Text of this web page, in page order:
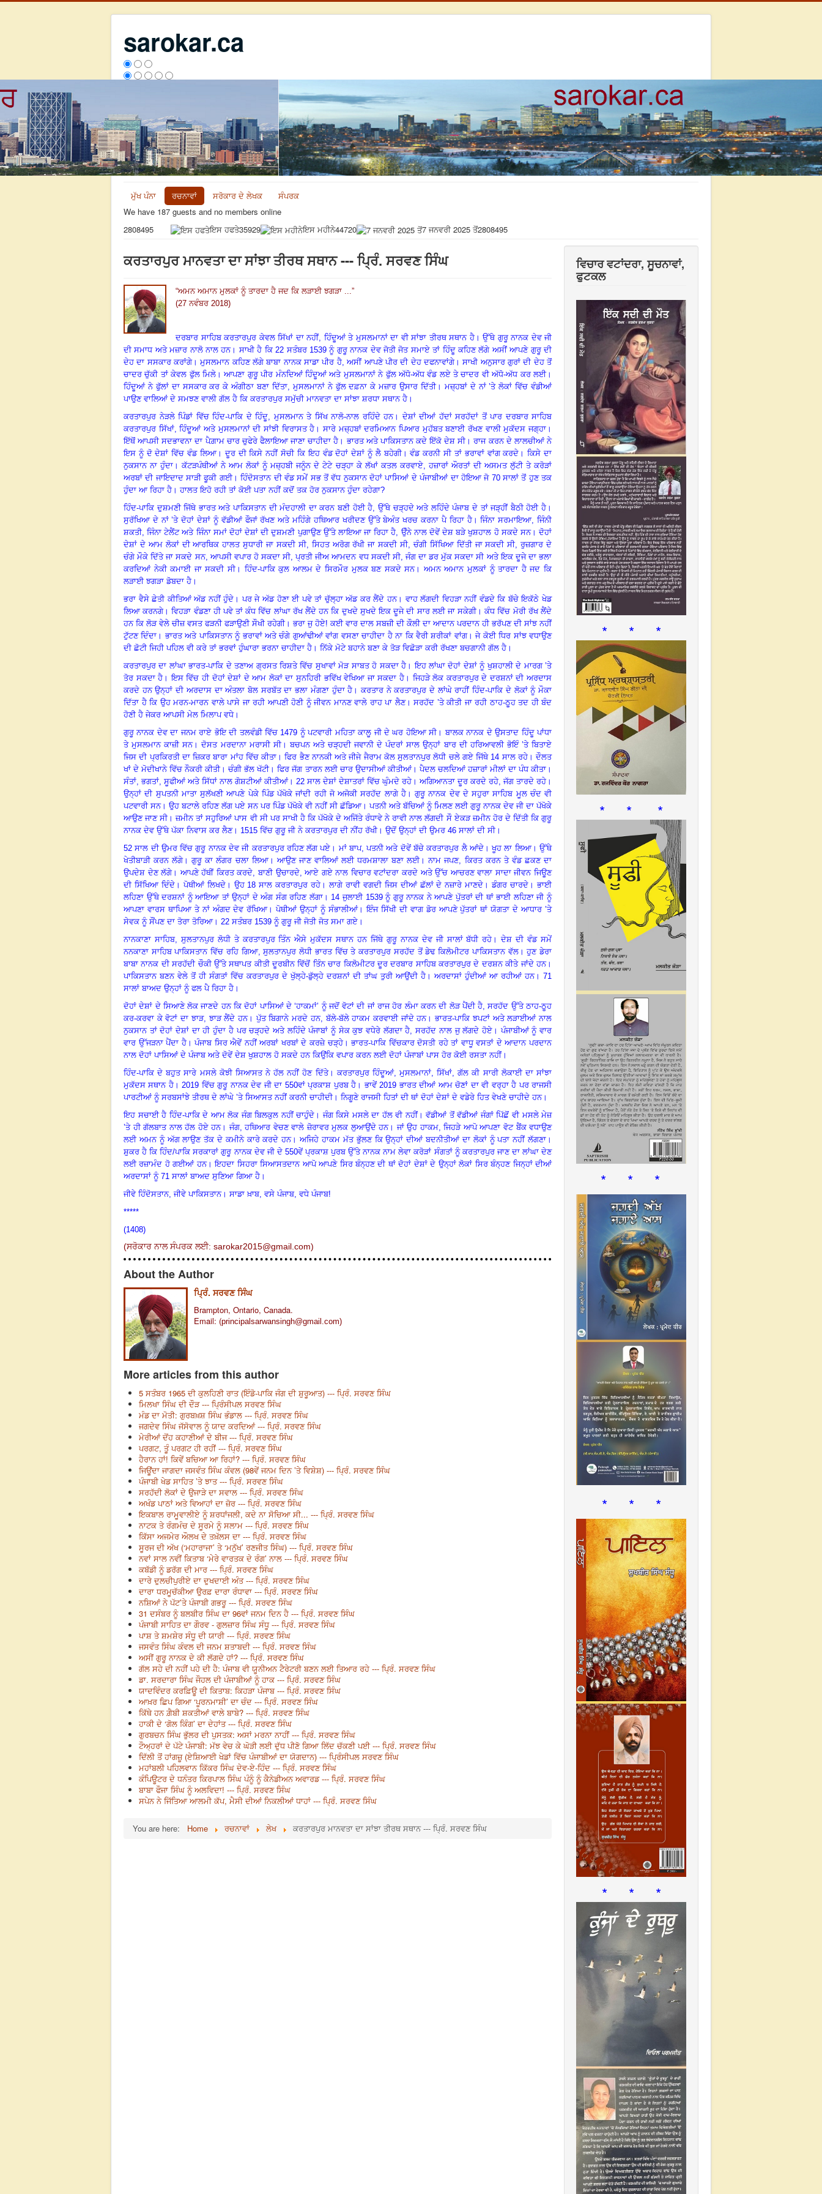
sarokar.ca
ਮੁੱਖ ਪੰਨਾ ਰਚਨਾਵਾਂ ਸਰੋਕਾਰ ਦੇ ਲੇਖਕ
ਸੰਪਰਕ
We have 187 guests and no members online
2808495
ਇਸ ਹਫਤੇ35929 ਇਸ ਮਹੀਨੇ44720 7 ਜਨਵਰੀ 2025 ਤੋਂ2808495
ਕਰਤਾਰਪੁਰ ਮਾਨਵਤਾ ਦਾ ਸਾਂਝਾ ਤੀਰਥ ਸਥਾਨ --- ਪ੍ਰਿੰ. ਸਰਵਣ ਸਿੰਘ
“ਅਮਨ ਅਮਾਨ ਮੁਲਕਾਂ ਨੂੰ ਤਾਰਦਾ ਹੈ ਜਦ ਕਿ ਲੜਾਈ ਝਗੜਾ ... ”
(27 ਨਵੰਬਰ 2018)
ਦਰਬਾਰ ਸਾਹਿਬ ਕਰਤਾਰਪੁਰ ਕੇਵਲ ਸਿੱਖਾਂ ਦਾ ਨਹੀਂ, ਹਿੰਦੂਆਂ ਤੇ ਮੁਸਲਮਾਨਾਂ ਦਾ ਵੀ ਸਾਂਝਾ ਤੀਰਥ ਸਥਾਨ ਹੈ। ਉੱਥੇ ਗੁਰੂ ਨਾਨਕ ਦੇਵ ਜੀ
ਦੀ ਸਮਾਧ ਅਤੇ ਮਜ਼ਾਰ ਨਾਲੋ ਨਾਲ ਹਨ। ਸਾਖੀ ਹੈ ਕਿ 22 ਸਤੰਬਰ 1539 ਨੂੰ ਗੁਰੂ ਨਾਨਕ ਦੇਵ ਜੋਤੀ ਜੋਤ ਸਮਾਏ ਤਾਂ ਹਿੰਦੂ ਕਹਿਣ ਲੱਗੇ ਅਸੀਂ ਆਪਣੇ ਗੁਰੂ ਦੀ
ਦੇਹ ਦਾ ਸਸਕਾਰ ਕਰਾਂਗੇ।ਮੁਸਲਮਾਨ ਕਹਿਣ ਲੱਗੇ ਬਾਬਾ ਨਾਨਕ ਸਾਡਾ ਪੀਰ ਹੈ, ਅਸੀਂ ਆਪਣੇ ਪੀਰ ਦੀ ਦੇਹ ਦਫਨਾਵਾਂਗੇ।ਸਾਖੀ ਅਨੁਸਾਰ ਗੁਰਾਂ ਦੀ ਦੇਹ ਤੋਂ
ਚਾਦਰ ਚੁੱਕੀ ਤਾਂ ਕੇਵਲ ਫੁੱਲ ਮਿਲੇ।ਆਪਣਾ ਗੁਰੂ ਪੀਰ ਮੰਨਦਿਆਂ ਹਿੰਦੂਆਂ ਅਤੇ ਮੁਸਲਮਾਨਾਂ ਨੇ ਫੁੱਲ ਅੱਧੋ-ਅੱਧ ਵੰਡ ਲਏ ਤੇ ਚਾਦਰ ਵੀ ਅੱਧੋ-ਅੱਧ ਕਰ ਲਈ।
ਹਿੰਦੂਆਂ ਨੇ ਫੁੱਲਾਂ ਦਾ ਸਸਕਾਰ ਕਰ ਕੇ ਅੰਗੀਠਾ ਬਣਾ ਦਿੱਤਾ, ਮੁਸਲਮਾਨਾਂ ਨੇ ਫੁੱਲ ਦਫ਼ਨਾ ਕੇ ਮਜ਼ਾਰ ਉਸਾਰ ਦਿੱਤੀ। ਮਜ਼੍ਹਬਾਂ ਦੇ ਨਾਂ ’ਤੇ ਲੋਕਾਂ ਵਿੱਚ ਵੰਡੀਆਂ
ਪਾਉਣ ਵਾਲਿਆਂ ਦੇ ਸਮਝਣ ਵਾਲੀ ਗੱਲ ਹੈ ਕਿ ਕਰਤਾਰਪੁਰ ਸਮੁੱਚੀ ਮਾਨਵਤਾ ਦਾ ਸਾਂਝਾ ਸ਼ਰਧਾ ਸਥਾਨ ਹੈ ।
ਕਰਤਾਰਪੁਰ ਨੇੜਲੇ ਪਿੰਡਾਂ ਵਿੱਚ ਹਿੰਦ-ਪਾਕਿ ਦੇ ਹਿੰਦੂ , ਮੁਸਲਮਾਨ ਤੇ ਸਿੱਖ ਨਾਲੋ-ਨਾਲ ਰਹਿੰਦੇ ਹਨ। ਦੇਸ਼ਾਂ ਦੀਆਂ ਹੱਦਾਂ ਸਰਹੱਦਾਂ ਤੋਂ ਪਾਰ ਦਰਬਾਰ ਸਾਹਿਬ
ਕਰਤਾਰਪੁਰ ਸਿੱਖਾਂ, ਹਿੰਦੂਆਂ ਅਤੇ ਮੁਸਲਮਾਨਾਂ ਦੀ ਸਾਂਝੀ ਵਿਰਾਸਤ ਹੈ ।ਸਾਰੇ ਮਜ਼੍ਹਬਾਂ ਦਰਮਿਆਨ ਪਿਆਰ ਮੁਹੱਬਤ ਬਣਾਈ ਰੱਖਣ ਵਾਲੀ ਮੁਕੱਦਸ ਜਗ੍ਹਾ ।
ਇੱਥੋਂ ਆਪਸੀ ਸਦਭਾਵਨਾ ਦਾ ਪੈਗ਼ਾਮ ਚਾਰ ਚੁਫੇਰੇ ਫੈਲਾਇਆ ਜਾਣਾ ਚਾਹੀਦਾ ਹੈ । ਭਾਰਤ ਅਤੇ ਪਾਕਿਸਤਾਨ ਕਦੇ ਇੱਕੋ ਦੇਸ਼ ਸੀ।ਰਾਜ ਕਰਨ ਦੇ ਲਾਲਚੀਆਂ ਨੇ
ਇਸ ਨੂੰ ਦੋ ਦੇਸ਼ਾਂ ਵਿੱਚ ਵੰਡ ਲਿਆ। ਦੂਰ ਦੀ ਕਿਸੇ ਨਹੀਂ ਸੋਚੀ ਕਿ ਇਹ ਵੰਡ ਦੋਹਾਂ ਦੇਸ਼ਾਂ ਨੂੰ ਲੈ ਬਹੇਗੀ।ਵੰਡ ਕਰਨੀ ਸੀ ਤਾਂ ਭਰਾਵਾਂ ਵਾਂਗ ਕਰਦੇ ।ਕਿਸੇ ਦਾ
ਨੁਕਸਾਨ ਨਾ ਹੁੰਦਾ ।ਕੱਟੜਪੰਥੀਆਂ ਨੇ ਆਮ ਲੋਕਾਂ ਨੂੰ ਮਜ਼੍ਹਬੀ ਜਨੂੰਨ ਦੇ ਟੇਟੇ ਚੜ੍ਹਾ ਕੇ ਲੱਖਾਂ ਕਤਲ ਕਰਵਾਏ, ਹਜ਼ਾਰਾਂ ਔਰਤਾਂ ਦੀ ਅਸਮਤ ਲੁੱਟੀ ਤੇ ਕਰੋੜਾਂ
ਅਰਬਾਂ ਦੀ ਜਾਇਦਾਦ ਸਾੜੀ ਫੂਕੀ ਗਈ।ਹਿੰਦੋਸਤਾਨ ਦੀ ਵੰਡ ਸਮੇਂ ਸਭ ਤੋਂ ਵੱਧ ਨੁਕਸਾਨ ਦੋਹਾਂ ਪਾਸਿਆਂ ਦੇ ਪੰਜਾਬੀਆਂ ਦਾ ਹੋਇਆ ਜੋ 70 ਸਾਲਾਂ ਤੋਂ ਹੁਣ ਤਕ
ਹੁੰਦਾ ਆ ਰਿਹਾ ਹੈ । ਹਾਲਤ ਇਹੋ ਰਹੀ ਤਾਂ ਕੋਈ ਪਤਾ ਨਹੀਂ ਕਦੋਂ ਤਕ ਹੋਰ ਨੁਕਸਾਨ ਹੁੰਦਾ ਰਹੇਗਾ?
ਹਿੰਦ-ਪਾਕਿ ਦੁਸ਼ਮਣੀ ਜਿੱਥੇ ਭਾਰਤ ਅਤੇ ਪਾਕਿਸਤਾਨ ਦੀ ਮੰਦਹਾਲੀ ਦਾ ਕਰਨ ਬਣੀ ਹੋਈ ਹੈ, ਉੱਥੇ ਚੜ੍ਹਦੇ ਅਤੇ ਲਹਿੰਦੇ ਪੰਜਾਬ ਦੇ ਤਾਂ ਜੜ੍ਹੀਂ ਬੈਠੀ ਹੋਈ ਹੈ ।
ਸੁਰੱਖਿਆ ਦੇ ਨਾਂ ’ਤੇ ਦੋਹਾਂ ਦੇਸ਼ਾਂ ਨੂੰ ਵੱਡੀਆਂ ਫੌਜਾਂ ਰੱਖਣ ਅਤੇ ਮਹਿੰਗੇ ਹਥਿਆਰ ਖਰੀਦਣ ਉੱਤੇ ਬੇਅੰਤ ਖਰਚ ਕਰਨਾ ਪੈ ਰਿਹਾ ਹੈ।ਜਿੰਨਾ ਸਰਮਾਇਆ, ਜਿੰਨੀ
ਸ਼ਕਤੀ, ਜਿੰਨਾ ਟੇਲੈਂਟ ਅਤੇ ਜਿੰਨਾ ਸਮਾਂ ਦੋਹਾਂ ਦੇਸ਼ਾਂ ਦੀ ਦੁਸ਼ਮਣੀ ਪੁਗਾਉਣ ਉੱਤੇ ਲਾਇਆ ਜਾ ਰਿਹਾ ਹੈ, ਉੰਨੇ ਨਾਲ ਦੋਵੇਂ ਦੇਸ਼ ਬੜੇ ਖੁਸ਼ਹਾਲ ਹੋ ਸਕਦੇ ਸਨ।ਦੋਹਾਂ
ਦੇਸ਼ਾਂ ਦੇ ਆਮ ਲੋਕਾਂ ਦੀ ਆਰਥਿਕ ਹਾਲਤ ਸੁਧਾਰੀ ਜਾ ਸਕਦੀ ਸੀ, ਸਿਹਤ ਅਰੋਗ ਰੱਖੀ ਜਾ ਸਕਦੀ ਸੀ, ਚੰਗੀ ਸਿੱਖਿਆ ਦਿੱਤੀ ਜਾ ਸਕਦੀ ਸੀ, ਰੁਜ਼ਗਾਰ ਦੇ
ਚੰਗੇ ਮੌਕੇ ਦਿੱਤੇ ਜਾ ਸਕਦੇ ਸਨ, ਆਪਸੀ ਵਪਾਰ ਹੋ ਸਕਦਾ ਸੀ, ਪ੍ਰਤੀ ਜੀਅ ਆਮਦਨ ਵਧ ਸਕਦੀ ਸੀ, ਜੰਗ ਦਾ ਡਰ ਮੁੱਕ ਸਕਦਾ ਸੀ ਅਤੇ ਇਕ ਦੂਜੇ ਦਾ ਭਲਾ
ਕਰਦਿਆਂ ਨੇਕੀ ਕਮਾਈ ਜਾ ਸਕਦੀ ਸੀ। ਹਿੰਦ-ਪਾਕਿ ਕੁਲ ਆਲਮ ਦੇ ਸਿਰਮੌਰ ਮੁਲਕ ਬਣ ਸਕਦੇ ਸਨ। ਅਮਨ ਅਮਾਨ ਮੁਲਕਾਂ ਨੂੰ ਤਾਰਦਾ ਹੈ ਜਦ ਕਿ
ਲੜਾਈ ਝਗੜਾ ਡੋਬਦਾ ਹੈ ।
ਭਰਾ ਵੈਸੇ ਛੇਤੀ ਕੀਤਿਆਂ ਅੱਡ ਨਹੀਂ ਹੁੰਦੇ । ਪਰ ਜੇ ਅੱਡ ਹੋਣਾ ਈ ਪਵੇ ਤਾਂ ਚੁੱਲ੍ਹਾ ਅੱਡ ਕਰ ਲੈਂਦੇ ਹਨ। ਵਾਹ ਲੱਗਦੀ ਵਿਹੜਾ ਨਹੀਂ ਵੰਡਦੇ ਕਿ ਬੱਚੇ ਇਕੱਠੇ ਖੇਡ
ਲਿਆ ਕਰਨਗੇ।ਵਿਹੜਾ ਵੰਡਣਾ ਹੀ ਪਵੇ ਤਾਂ ਕੰਧ ਵਿੱਚ ਲਾਂਘਾ ਰੱਖ ਲੈਂਦੇ ਹਨ ਕਿ ਦੁਖਦੇ ਸੁਖਦੇ ਇਕ ਦੂਜੇ ਦੀ ਸਾਰ ਲਈ ਜਾ ਸਕੇਗੀ।ਕੰਧ ਵਿੱਚ ਮੋਰੀ ਰੱਖ ਲੈਂਦੇ
ਹਨ ਕਿ ਲੋੜ ਵੇਲੇ ਚੀਜ਼ ਵਸਤ ਫੜਨੀ ਫੜਾਉਣੀ ਸੌਖੀ ਰਹੇਗੀ। ਭਰਾ ਜੁ ਹੋਏ! ਕਈ ਵਾਰ ਦਾਲ ਸਬਜ਼ੀ ਦੀ ਕੌਲੀ ਦਾ ਆਦਾਨ ਪਰਦਾਨ ਹੀ ਭਰੱਪਣ ਦੀ ਸਾਂਝ ਨਹੀਂ
ਟੁੱਟਣ ਦਿੰਦਾ । ਭਾਰਤ ਅਤੇ ਪਾਕਿਸਤਾਨ ਨੂੰ ਭਰਾਵਾਂ ਅਤੇ ਚੰਗੇ ਗੁਆਂਢੀਆਂ ਵਾਂਗ ਵਸਣਾ ਚਾਹੀਦਾ ਹੈ ਨਾ ਕਿ ਵੈਰੀ ਸ਼ਰੀਕਾਂ ਵਾਂਗ।ਜੇ ਕੋਈ ਧਿਰ ਸਾਂਝ ਵਧਾਉਣ
ਦੀ ਛੋਟੀ ਜਿਹੀ ਪਹਿਲ ਵੀ ਕਰੇ ਤਾਂ ਭਰਵਾਂ ਹੁੰਘਾਰਾ ਭਰਨਾ ਚਾਹੀਦਾ ਹੈ । ਨਿੱਕੇ ਮੋਟੇ ਬਹਾਨੇ ਬਣਾ ਕੇ ਤੋੜ ਵਿਛੋੜਾ ਕਰੀ ਰੱਖਣਾ ਬਚਗਾਨੀ ਗੱਲ ਹੈ ।
ਕਰਤਾਰਪੁਰ ਦਾ ਲਾਂਘਾ ਭਾਰਤ-ਪਾਕਿ ਦੇ ਤਣਾਅ ਗ੍ਰਸਤ ਰਿਸ਼ਤੇ ਵਿੱਚ ਸੁਖਾਵਾਂ ਮੋੜ ਸਾਬਤ ਹੋ ਸਕਦਾ ਹੈ ।ਇਹ ਲਾਂਘਾ ਦੋਹਾਂ ਦੇਸ਼ਾਂ ਨੂੰ ਖੁਸ਼ਹਾਲੀ ਦੇ ਮਾਰਗ ’ਤੇ
ਤੋਰ ਸਕਦਾ ਹੈ ।ਇਸ ਵਿੱਚ ਹੀ ਦੋਹਾਂ ਦੇਸ਼ਾਂ ਦੇ ਆਮ ਲੋਕਾਂ ਦਾ ਸੁਨਹਿਰੀ ਭਵਿੱਖ ਵੇਖਿਆ ਜਾ ਸਕਦਾ ਹੈ। ਜਿਹੜੇ ਲੋਕ ਕਰਤਾਰਪੁਰ ਦੇ ਦਰਸ਼ਨਾਂ ਦੀ ਅਰਦਾਸ
ਕਰਦੇ ਹਨ ਉਨ੍ਹਾਂ ਦੀ ਅਰਦਾਸ ਦਾ ਅੰਤਲਾ ਬੋਲ ਸਰਬੱਤ ਦਾ ਭਲਾ ਮੰਗਣਾ ਹੁੰਦਾ ਹੈ । ਕਰਤਾਰ ਨੇ ਕਰਤਾਰਪੁਰ ਦੇ ਲਾਂਘੇ ਰਾਹੀਂ ਹਿੰਦ-ਪਾਕਿ ਦੇ ਲੋਕਾਂ ਨੂੰ ਮੌਕਾ
ਦਿੱਤਾ ਹੈ ਕਿ ਉਹ ਮਰਨ-ਮਾਰਨ ਵਾਲੇ ਪਾਸੇ ਜਾ ਰਹੀ ਆਪਣੀ ਹੋਣੀ ਨੂੰ ਜੀਵਨ ਮਾਨਣ ਵਾਲੇ ਰਾਹ ਪਾ ਲੈਣ। ਸਰਹੱਦ ’ਤੇ ਕੀਤੀ ਜਾ ਰਹੀ ਠਾਹ-ਠੂਹ ਤਦ ਹੀ ਬੰਦ
ਹੋਣੀ ਹੈ ਜੇਕਰ ਆਪਸੀ ਮੇਲ ਮਿਲਾਪ ਵਧੇ।
ਗੁਰੂ ਨਾਨਕ ਦੇਵ ਦਾ ਜਨਮ ਰਾਏ ਭੋਇ ਦੀ ਤਲਵੰਡੀ ਵਿੱਚ 1479 ਨੂੰ ਪਟਵਾਰੀ ਮਹਿਤਾ ਕਾਲੂ ਜੀ ਦੇ ਘਰ ਹੋਇਆ ਸੀ। ਬਾਲਕ ਨਾਨਕ ਦੇ ਉਸਤਾਦ ਹਿੰਦੂ ਪਾਂਧਾ
ਤੇ ਮੁਸਲਮਾਨ ਕਾਜ਼ੀ ਸਨ।ਦੋਸਤ ਮਰਦਾਨਾ ਮਰਾਸੀ ਸੀ। ਬਚਪਨ ਅਤੇ ਚੜ੍ਹਦੀ ਜਵਾਨੀ ਦੇ ਪੰਦਰਾਂ ਸਾਲ ਉਨ੍ਹਾਂ ਬਾਰ ਦੀ ਹਰਿਆਵਲੀ ਭੋਇੰ ’ਤੇ ਬਿਤਾਏ
ਜਿਸ ਦੀ ਪ੍ਰਕਿਰਤੀ ਦਾ ਜ਼ਿਕਰ ਬਾਰਾ ਮਾਂਹ ਵਿੱਚ ਕੀਤਾ ।ਫਿਰ ਭੈਣ ਨਾਨਕੀ ਅਤੇ ਜੀਜੇ ਜੈਰਾਮ ਕੋਲ ਸੁਲਤਾਨਪੁਰ ਲੋਧੀ ਚਲੇ ਗਏ ਜਿੱਥੇ 14 ਸਾਲ ਰਹੇ। ਦੌਲਤ
ਖਾਂ ਦੇ ਮੋਦੀਖਾਨੇ ਵਿੱਚ ਨੌਕਰੀ ਕੀਤੀ।ਚੰਗੀ ਭੱਲ ਖੱਟੀ।ਫਿਰ ਜੱਗ ਤਾਰਨ ਲਈ ਚਾਰ ਉਦਾਸੀਆਂ ਕੀਤੀਆਂ। ਪੈਦਲ ਚਲਦਿਆਂ ਹਜ਼ਾਰਾਂ ਮੀਲਾਂ ਦਾ ਪੰਧ ਕੀਤਾ ।
ਸੰਤਾਂ , ਭਗਤਾਂ, ਸੂਫੀਆਂ ਅਤੇ ਸਿੱਧਾਂ ਨਾਲ ਗੋਸ਼ਟੀਆਂ ਕੀਤੀਆਂ। 22 ਸਾਲ ਦੇਸ਼ਾਂ ਦੇਸ਼ਾਤਰਾਂ ਵਿੱਚ ਘੁੰਮਦੇ ਰਹੇ । ਅਗਿਆਨਤਾ ਦੂਰ ਕਰਦੇ ਰਹੇ , ਜੱਗ ਤਾਰਦੇ ਰਹੇ ।
ਉਨ੍ਹਾਂ ਦੀ ਸੁਪਤਨੀ ਮਾਤਾ ਸੁਲੱਖਣੀ ਆਪਣੇ ਪੇਕੇ ਪਿੰਡ ਪੱਖੋਕੇ ਜਾਂਦੀ ਰਹੀ ਜੋ ਅਜੋਕੀ ਸਰਹੱਦ ਲਾਗੇ ਹੈ। ਗੁਰੂ ਨਾਨਕ ਦੇਵ ਦੇ ਸਹੁਰਾ ਸਾਹਿਬ ਮੂਲ ਚੰਦ ਵੀ
ਪਟਵਾਰੀ ਸਨ। ਉਹ ਬਟਾਲੇ ਰਹਿਣ ਲੱਗ ਪਏ ਸਨ ਪਰ ਪਿੰਡ ਪੱਖੋਕੇ ਵੀ ਨਹੀਂ ਸੀ ਛੱਡਿਆ। ਪਤਨੀ ਅਤੇ ਬੱਚਿਆਂ ਨੂੰ ਮਿਲਣ ਲਈ ਗੁਰੂ ਨਾਨਕ ਦੇਵ ਜੀ ਦਾ ਪੱਖੋਕੇ
ਆਉਣ ਜਾਣ ਸੀ।ਜ਼ਮੀਨ ਤਾਂ ਸਹੁਰਿਆਂ ਪਾਸ ਵੀ ਸੀ ਪਰ ਸਾਖੀ ਹੈ ਕਿ ਪੱਖੋਕੇ ਦੇ ਅਜਿੱਤੇ ਰੰਧਾਵੇ ਨੇ ਰਾਵੀ ਨਾਲ ਲੱਗਦੀ ਸੌ ਏਕੜ ਜ਼ਮੀਨ ਹੋਰ ਦੇ ਦਿੱਤੀ ਕਿ ਗੁਰੂ
ਨਾਨਕ ਦੇਵ ਉੱਥੇ ਪੱਕਾ ਨਿਵਾਸ ਕਰ ਲੈਣ। 1515 ਵਿੱਚ ਗੁਰੂ ਜੀ ਨੇ ਕਰਤਾਰਪੁਰ ਦੀ ਨੀਂਹ ਰੱਖੀ। ਉਦੋਂ ਉਨ੍ਹਾਂ ਦੀ ਉਮਰ 46 ਸਾਲਾਂ ਦੀ ਸੀ।
52 ਸਾਲ ਦੀ ਉਮਰ ਵਿੱਚ ਗੁਰੂ ਨਾਨਕ ਦੇਵ ਜੀ ਕਰਤਾਰਪੁਰ ਰਹਿਣ ਲੱਗ ਪਏ । ਮਾਂ ਬਾਪ, ਪਤਨੀ ਅਤੇ ਦੋਵੇਂ ਬੱਚੇ ਕਰਤਾਰਪੁਰ ਲੈ ਆਂਦੇ।ਖੂਹ ਲਾ ਲਿਆ।ਉੱਥੇ
ਖੇਤੀਬਾੜੀ ਕਰਨ ਲੱਗੇ।ਗੁਰੂ ਕਾ ਲੰਗਰ ਚਲਾ ਲਿਆ। ਆਉਣ ਜਾਣ ਵਾਲਿਆਂ ਲਈ ਧਰਮਸ਼ਾਲਾ ਬਣਾ ਲਈ।ਨਾਮ ਜਪਣ, ਕਿਰਤ ਕਰਨ ਤੇ ਵੰਡ ਛਕਣ ਦਾ
ਉਪਦੇਸ਼ ਦੇਣ ਲੱਗੇ। ਆਪਣੇ ਹੱਥੀਂ ਕਿਰਤ ਕਰਦੇ , ਬਾਣੀ ਉਚਾਰਦੇ, ਆਏ ਗਏ ਨਾਲ ਵਿਚਾਰ ਵਟਾਂਦਰਾ ਕਰਦੇ ਅਤੇ ਉੱਚ ਆਚਰਣ ਵਾਲਾ ਸਾਦਾ ਜੀਵਨ ਜਿਊਣ
ਦੀ ਸਿੱਖਿਆ ਦਿੰਦੇ। ਪੋਥੀਆਂ ਲਿਖਦੇ। ਉਹ 18 ਸਾਲ ਕਰਤਾਰਪੁਰ ਰਹੇ ।ਲਾਗੇ ਰਾਵੀ ਵਗਦੀ ਜਿਸ ਦੀਆਂ ਛੱਲਾਂ ਦੇ ਨਜ਼ਾਰੇ ਮਾਣਦੇ ।ਡੰਗਰ ਚਾਰਦੇ ।ਭਾਈ
ਲਹਿਣਾ ਉੱਥੇ ਦਰਸ਼ਨਾਂ ਨੂੰ ਆਇਆ ਤਾਂ ਉਨ੍ਹਾਂ ਦੇ ਅੰਗ ਸੰਗ ਰਹਿਣ ਲੱਗਾ। 14 ਜੁਲਾਈ 1539 ਨੂੰ ਗੁਰੂ ਨਾਨਕ ਨੇ ਆਪਣੇ ਪੁੱਤਰਾਂ ਦੀ ਥਾਂ ਭਾਈ ਲਹਿਣਾ ਜੀ ਨੂੰ
ਆਪਣਾ ਵਾਰਸ ਥਾਪਿਆ ਤੇ ਨਾਂ ਅੰਗਦ ਦੇਵ ਰੱਖਿਆ।ਪੋਥੀਆਂ ਉਨ੍ਹਾਂ ਨੂੰ ਸੰਭਾਲੀਆਂ।ਇੰਜ ਸਿੱਖੀ ਦੀ ਵਾਗ ਡੋਰ ਆਪਣੇ ਪੁੱਤਰਾਂ ਥਾਂ ਯੋਗਤਾ ਦੇ ਆਧਾਰ ’ਤੇ
ਸੇਵਕ ਨੂੰ ਸੌਂਪਣ ਦਾ ਤੋਰਾ ਤੋਰਿਆ। 22 ਸਤੰਬਰ 1539 ਨੂੰ ਗੁਰੂ ਜੀ ਜੋਤੀ ਜੋਤ ਸਮਾ ਗਏ ।
ਨਾਨਕਾਣਾ ਸਾਹਿਬ, ਸੁਲਤਾਨਪੁਰ ਲੋਧੀ ਤੇ ਕਰਤਾਰਪੁਰ ਤਿੰਨ ਐਸੇ ਮੁਕੱਦਸ ਸਥਾਨ ਹਨ ਜਿੱਥੇ ਗੁਰੂ ਨਾਨਕ ਦੇਵ ਜੀ ਸਾਲਾਂ ਬੱਧੀ ਰਹੇ ।ਦੇਸ਼ ਦੀ ਵੰਡ ਸਮੇਂ
ਨਨਕਾਣਾ ਸਾਹਿਬ ਪਾਕਿਸਤਾਨ ਵਿੱਚ ਰਹਿ ਗਿਆ, ਸੁਲਤਾਨਪੁਰ ਲੋਧੀ ਭਾਰਤ ਵਿੱਚ ਤੇ ਕਰਤਾਰਪੁਰ ਸਰਹੱਦ ਤੋਂ ਡੇਢ ਕਿਲੋਮੀਟਰ ਪਾਕਿਸਤਾਨ ਵੱਲ।ਹੁਣ ਡੇਰਾ
ਬਾਬਾ ਨਾਨਕ ਦੀ ਸਰਹੱਦੀ ਚੌਕੀ ਉੱਤੇ ਸਥਾਪਤ ਕੀਤੀ ਦੂਰਬੀਨ ਵਿੱਚੋਂ ਤਿੰਨ ਚਾਰ ਕਿਲੋਮੀਟਰ ਦੂਰ ਦਰਬਾਰ ਸਾਹਿਬ ਕਰਤਾਰਪੁਰ ਦੇ ਦਰਸ਼ਨ ਕੀਤੇ ਜਾਂਦੇ ਹਨ।
ਪਾਕਿਸਤਾਨ ਬਣਨ ਵੇਲੇ ਤੋਂ ਹੀ ਸੰਗਤਾਂ ਵਿੱਚ ਕਰਤਾਰਪੁਰ ਦੇ ਖੁੱਲ੍ਹੇ-ਡੁੱਲ੍ਹੇ ਦਰਸ਼ਨਾਂ ਦੀ ਤਾਂਘ ਤੁਰੀ ਆਉਂਦੀ ਹੈ । ਅਰਦਾਸਾਂ ਹੁੰਦੀਆਂ ਆ ਰਹੀਆਂ ਹਨ। 71
ਸਾਲਾਂ ਬਾਅਦ ਉਨ੍ਹਾਂ ਨੂੰ ਫਲ ਪੈ ਰਿਹਾ ਹੈ ।
ਦੋਹਾਂ ਦੇਸ਼ਾਂ ਦੇ ਸਿਆਣੇ ਲੋਕ ਜਾਣਦੇ ਹਨ ਕਿ ਦੋਹਾਂ ਪਾਸਿਆਂ ਦੇ ‘ਹਾਕਮਾਂ’ ਨੂੰ ਜਦੋਂ ਵੋਟਾਂ ਦੀ ਜਾਂ ਰਾਜ ਹੋਰ ਲੰਮਾ ਕਰਨ ਦੀ ਲੋੜ ਪੈਂਦੀ ਹੈ , ਸਰਹੱਦ ਉੱਤੇ ਠਾਹ-ਠੂਹ
ਕਰ-ਕਰਵਾ ਕੇ ਵੋਟਾਂ ਦਾ ਝਾੜ, ਝਾੜ ਲੈਂਦੇ ਹਨ। ਪੁੱਤ ਬਿਗਾਨੇ ਮਰਦੇ ਹਨ, ਬੱਲੇ-ਬੱਲੇ ਹਾਕਮ ਕਰਵਾਈ ਜਾਂਦੇ ਹਨ।ਭਾਰਤ-ਪਾਕਿ ਝਪਟਾਂ ਅਤੇ ਲੜਾਈਆਂ ਨਾਲ
ਨੁਕਸਾਨ ਤਾਂ ਦੋਹਾਂ ਦੇਸ਼ਾਂ ਦਾ ਹੀ ਹੁੰਦਾ ਹੈ ਪਰ ਚੜ੍ਹਦੇ ਅਤੇ ਲਹਿੰਦੇ ਪੰਜਾਬਾਂ ਨੂੰ ਸੇਕ ਕੁਝ ਵਧੇਰੇ ਲੱਗਦਾ ਹੈ , ਸਰਹੱਦ ਨਾਲ ਜੁ ਲੱਗਦੇ ਹੋਏ। ਪੰਜਾਬੀਆਂ ਨੂੰ ਵਾਰ
ਵਾਰ ਉੱਜੜਨਾ ਪੈਂਦਾ ਹੈ।ਪੰਜਾਬ ਸਿਰ ਐਵੇਂ ਨਹੀਂ ਅਰਬਾਂ ਖਰਬਾਂ ਦੇ ਕਰਜ਼ੇ ਚੜ੍ਹੇ।ਭਾਰਤ-ਪਾਕਿ ਵਿੱਚਕਾਰ ਦੋਸਤੀ ਰਹੇ ਤਾਂ ਵਾਧੂ ਵਸਤਾਂ ਦੇ ਆਦਾਨ ਪਰਦਾਨ
ਨਾਲ ਦੋਹਾਂ ਪਾਸਿਆਂ ਦੇ ਪੰਜਾਬ ਅਤੇ ਦੋਵੇਂ ਦੇਸ਼ ਖੁਸ਼ਹਾਲ ਹੋ ਸਕਦੇ ਹਨ ਕਿਉਂਕਿ ਵਪਾਰ ਕਰਨ ਲਈ ਦੋਹਾਂ ਪੰਜਾਬਾਂ ਪਾਸ ਹੋਰ ਕੋਈ ਰਸਤਾ ਨਹੀਂ।
ਹਿੰਦ-ਪਾਕਿ ਦੇ ਬਹੁਤ ਸਾਰੇ ਮਸਲੇ ਕੋਝੀ ਸਿਆਸਤ ਨੇ ਹੱਲ ਨਹੀਂ ਹੋਣ ਦਿੱਤੇ। ਕਰਤਾਰਪੁਰ ਹਿੰਦੂਆਂ, ਮੁਸਲਮਾਨਾਂ, ਸਿੱਖਾਂ, ਗੱਲ ਕੀ ਸਾਰੀ ਲੋਕਾਈ ਦਾ ਸਾਂਝਾ
ਮੁਕੱਦਸ ਸਥਾਨ ਹੈ। 2019 ਵਿੱਚ ਗੁਰੂ ਨਾਨਕ ਦੇਵ ਜੀ ਦਾ 550ਵਾਂ ਪ੍ਰਕਾਸ਼ ਪੁਰਬ ਹੈ । ਭਾਵੇਂ 2019 ਭਾਰਤ ਦੀਆਂ ਆਮ ਚੋਣਾਂ ਦਾ ਵੀ ਵਰ੍ਹਾ ਹੈ ਪਰ ਰਾਜਸੀ
ਪਾਰਟੀਆਂ ਨੂੰ ਸਰਬਸਾਂਝੇ ਤੀਰਥ ਦੇ ਲਾਂਘੇ ’ਤੇ ਸਿਆਸਤ ਨਹੀਂ ਕਰਨੀ ਚਾਹੀਦੀ। ਨਿਗੂਣੇ ਰਾਜਸੀ ਹਿਤਾਂ ਦੀ ਥਾਂ ਦੋਹਾਂ ਦੇਸ਼ਾਂ ਦੇ ਵਡੇਰੇ ਹਿਤ ਵੇਖਣੇ ਚਾਹੀਦੇ ਹਨ।
ਇਹ ਸਚਾਈ ਹੈ ਹਿੰਦ-ਪਾਕਿ ਦੇ ਆਮ ਲੋਕ ਜੰਗ ਬਿਲਕੁਲ ਨਹੀਂ ਚਾਹੁੰਦੇ । ਜੰਗ ਕਿਸੇ ਮਸਲੇ ਦਾ ਹੱਲ ਵੀ ਨਹੀਂ।ਵੱਡੀਆਂ ਤੋਂ ਵੱਡੀਆਂ ਜੰਗਾਂ ਪਿੱਛੋਂ ਵੀ ਮਸਲੇ ਮੇਜ਼
’ਤੇ ਹੀ ਗੱਲਬਾਤ ਨਾਲ ਹੱਲ ਹੋਏ ਹਨ। ਜੰਗ, ਹਥਿਆਰ ਵੇਚਣ ਵਾਲੇ ਜ਼ੋਰਾਵਰ ਮੁਲਕ ਲੁਆਉਂਦੇ ਹਨ। ਜਾਂ ਉਹ ਹਾਕਮ, ਜਿਹੜੇ ਆਪੋ ਆਪਣਾ ਵੋਟ ਬੈਂਕ ਵਧਾਉਣ
ਲਈ ਅਮਨ ਨੂੰ ਅੱਗ ਲਾਉਣ ਤੱਕ ਦੇ ਕਮੀਨੇ ਕਾਰੇ ਕਰਦੇ ਹਨ।ਅਜਿਹੇ ਹਾਕਮ ਮੱਤ ਭੁੱਲਣ ਕਿ ਉਨ੍ਹਾਂ ਦੀਆਂ ਬਦਨੀਤੀਆਂ ਦਾ ਲੋਕਾਂ ਨੂੰ ਪਤਾ ਨਹੀਂ ਲੱਗਣਾ ।
ਸ਼ੁਕਰ ਹੈ ਕਿ ਹਿੰਦ/ਪਾਕਿ ਸਰਕਾਰਾਂ ਗੁਰੂ ਨਾਨਕ ਦੇਵ ਜੀ ਦੇ 550ਵੇਂ ਪ੍ਰਕਾਸ਼ ਪੁਰਬ ਉੱਤੇ ਨਾਨਕ ਨਾਮ ਲੇਵਾ ਕਰੋੜਾਂ ਸੰਗਤਾਂ ਨੂੰ ਕਰਤਾਰਪੁਰ ਜਾਣ ਦਾ ਲਾਂਘਾ ਦੇਣ
ਲਈ ਰਜ਼ਾਮੰਦ ਹੋ ਗਈਆਂ ਹਨ।ਇਹਦਾ ਸਿਹਰਾ ਸਿਆਸਤਦਾਨ ਆਪੋ ਆਪਣੇ ਸਿਰ ਬੰਨ੍ਹਣ ਦੀ ਥਾਂ ਦੋਹਾਂ ਦੇਸ਼ਾਂ ਦੇ ਉਨ੍ਹਾਂ ਲੋਕਾਂ ਸਿਰ ਬੰਨ੍ਹਣ ਜਿਨ੍ਹਾਂ ਦੀਆਂ
ਅਰਦਾਸਾਂ ਨੂੰ 71 ਸਾਲਾਂ ਬਾਅਦ ਸੁਣਿਆ ਗਿਆ ਹੈ ।
ਜੀਵੇ ਹਿੰਦੋਸਤਾਨ, ਜੀਵੇ ਪਾਕਿਸਤਾਨ। ਸਾਡਾ ਖ਼ਾਬ, ਵਸੇ ਪੰਜਾਬ, ਵਧੇ ਪੰਜਾਬ!
*****
(1408)
(ਸਰੋਕਾਰ ਨਾਲ ਸੰਪਰਕ ਲਈ: sarokar2015@gmail.com)
About the Author
ਪ੍ਰਿੰ. ਸਰਵਣ ਸਿੰਘ
Brampton, Ontario, Canada.
Email: (principalsarwansingh@gmail.com)
More articles from this author
5 ਸਤੰਬਰ 1965 ਦੀ ਕੁਲਹਿਣੀ ਰਾਤ (ਇੰਡੋ-ਪਾਕਿ ਜੰਗ ਦੀ ਸ਼ੁਰੂਆਤ) --- ਪ੍ਰਿੰ. ਸਰਵਣ ਸਿੰਘ
ਮਿਲਖਾ ਸਿੰਘ ਦੀ ਦੌੜ --- ਪ੍ਰਿੰਸੀਪਲ ਸਰਵਣ ਸਿੰਘ
ਮੰਡ ਦਾ ਮੋਤੀ: ਗੁਰਬਖ਼ਸ਼ ਸਿੰਘ ਭੰਡਾਲ --- ਪ੍ਰਿੰ. ਸਰਵਣ ਸਿੰਘ
ਜਗਦੇਵ ਸਿੰਘ ਜੱਸੋਵਾਲ ਨੂੰ ਯਾਦ ਕਰਦਿਆਂ --- ਪ੍ਰਿੰ. ਸਰਵਣ ਸਿੰਘ
ਮੇਰੀਆਂ ਦੋਂਹ ਕਹਾਣੀਆਂ ਦੇ ਬੀਜ --- ਪ੍ਰਿੰ. ਸਰਵਣ ਸਿੰਘ
ਪਰਗਟ, ਤੂੰ ਪਰਗਟ ਹੀ ਰਹੀਂ --- ਪ੍ਰਿੰ. ਸਰਵਣ ਸਿੰਘ
ਹੈਰਾਨ ਹਾਂ! ਕਿਵੇਂ ਬਚਿਆ ਆ ਰਿਹਾਂ? --- ਪ੍ਰਿੰ. ਸਰਵਣ ਸਿੰਘ
ਜਿਊਂਦਾ ਜਾਗਦਾ ਜਸਵੰਤ ਸਿੰਘ ਕੰਵਲ (98ਵੇਂ ਜਨਮ ਦਿਨ ’ਤੇ ਵਿਸ਼ੇਸ਼) --- ਪ੍ਰਿੰ. ਸਰਵਣ ਸਿੰਘ
ਪੰਜਾਬੀ ਖੇਡ ਸਾਹਿਤ ’ਤੇ ਝਾਤ --- ਪ੍ਰਿੰ. ਸਰਵਣ ਸਿੰਘ
ਸਰਹੱਦੀ ਲੋਕਾਂ ਦੇ ਉਜਾੜੇ ਦਾ ਸਵਾਲ --- ਪ੍ਰਿੰ. ਸਰਵਣ ਸਿੰਘ
ਅਖੰਡ ਪਾਠਾਂ ਅਤੇ ਵਿਆਹਾਂ ਦਾ ਜ਼ੋਰ --- ਪ੍ਰਿੰ. ਸਰਵਣ ਸਿੰਘ
ਇਕਬਾਲ ਰਾਮੂਵਾਲੀਏ ਨੂੰ ਸ਼ਰਧਾਂਜਲੀ, ਕਦੇ ਨਾ ਸੋਚਿਆ ਸੀ... --- ਪ੍ਰਿੰ. ਸਰਵਣ ਸਿੰਘ
ਨਾਟਕ ਤੇ ਰੰਗਮੰਚ ਦੇ ਸੂਰਮੇ ਨੂੰ ਸਲਾਮ --- ਪ੍ਰਿੰ. ਸਰਵਣ ਸਿੰਘ
ਕਿੱਸਾ ਅਜਮੇਰ ਔਲਖ ਦੇ ਤਖ਼ੱਲਸ ਦਾ --- ਪ੍ਰਿੰ. ਸਰਵਣ ਸਿੰਘ
ਸੂਰਜ ਦੀ ਅੱਖ (‘ਮਹਾਰਾਜਾ’ ਤੇ ‘ਮਨੁੱਖ’ ਰਣਜੀਤ ਸਿੰਘ) --- ਪ੍ਰਿੰ. ਸਰਵਣ ਸਿੰਘ
ਨਵਾਂ ਸਾਲ ਨਵੀਂ ਕਿਤਾਬ ‘ਮੇਰੇ ਵਾਰਤਕ ਦੇ ਰੰਗ’ ਨਾਲ --- ਪ੍ਰਿੰ. ਸਰਵਣ ਸਿੰਘ
ਕਬੱਡੀ ਨੂੰ ਡਰੱਗ ਦੀ ਮਾਰ --- ਪ੍ਰਿੰ. ਸਰਵਣ ਸਿੰਘ
ਦਾਰੇ ਦੁਲਚੀਪੁਰੀਏ ਦਾ ਦੁਖਦਾਈ ਅੰਤ --- ਪ੍ਰਿੰ. ਸਰਵਣ ਸਿੰਘ
ਦਾਰਾ ਧਰਮੂਚੱਕੀਆ ਉਰਫ਼ ਦਾਰਾ ਰੰਧਾਵਾ --- ਪ੍ਰਿੰ. ਸਰਵਣ ਸਿੰਘ
ਨਸ਼ਿਆਂ ਨੇ ਪੱਟ’ਤੇ ਪੰਜਾਬੀ ਗਭਰੂ --- ਪ੍ਰਿੰ. ਸਰਵਣ ਸਿੰਘ
31 ਦਸੰਬਰ ਨੂੰ ਬਲਬੀਰ ਸਿੰਘ ਦਾ 96ਵਾਂ ਜਨਮ ਦਿਨ ਹੈ --- ਪ੍ਰਿੰ. ਸਰਵਣ ਸਿੰਘ
ਪੰਜਾਬੀ ਸਾਹਿਤ ਦਾ ਗੌਰਵ - ਗੁਲਜ਼ਾਰ ਸਿੰਘ ਸੰਧੂ --- ਪ੍ਰਿੰ. ਸਰਵਣ ਸਿੰਘ
ਪਾਸ਼ ਤੇ ਸ਼ਮਸ਼ੇਰ ਸੰਧੂ ਦੀ ਯਾਰੀ --- ਪ੍ਰਿੰ. ਸਰਵਣ ਸਿੰਘ
ਜਸਵੰਤ ਸਿੰਘ ਕੰਵਲ ਦੀ ਜਨਮ ਸ਼ਤਾਬਦੀ --- ਪ੍ਰਿੰ. ਸਰਵਣ ਸਿੰਘ
ਅਸੀਂ ਗੁਰੂ ਨਾਨਕ ਦੇ ਕੀ ਲੱਗਦੇ ਹਾਂ? --- ਪ੍ਰਿੰ. ਸਰਵਣ ਸਿੰਘ
ਗੱਲ ਸਹੇ ਦੀ ਨਹੀਂ ਪਹੇ ਦੀ ਹੈ: ਪੰਜਾਬ ਵੀ ਯੂਨੀਅਨ ਟੈਰੇਟਰੀ ਬਣਨ ਲਈ ਤਿਆਰ ਰਹੇ --- ਪ੍ਰਿੰ. ਸਰਵਣ ਸਿੰਘ
ਡਾ. ਸਰਦਾਰਾ ਸਿੰਘ ਜੌਹਲ ਦੀ ਪੰਜਾਬੀਆਂ ਨੂੰ ਹਾਕ --- ਪ੍ਰਿੰ. ਸਰਵਣ ਸਿੰਘ
ਯਾਦਵਿੰਦਰ ਕਰਫ਼ਿਊ ਦੀ ਕਿਤਾਬ: ਕਿਹੜਾ ਪੰਜਾਬ --- ਪ੍ਰਿੰ. ਸਰਵਣ ਸਿੰਘ
ਆਖ਼ਰ ਛਿਪ ਗਿਆ ‘ਪੂਰਨਮਾਸ਼ੀ’ ਦਾ ਚੰਦ --- ਪ੍ਰਿੰ. ਸਰਵਣ ਸਿੰਘ
ਕਿੱਥੇ ਹਨ ਗ਼ੈਬੀ ਸ਼ਕਤੀਆਂ ਵਾਲੇ ਬਾਬੇ? --- ਪ੍ਰਿੰ. ਸਰਵਣ ਸਿੰਘ
ਹਾਕੀ ਦੇ ‘ਗੋਲ ਕਿੰਗ’ ਦਾ ਦੇਹਾਂਤ --- ਪ੍ਰਿੰ. ਸਰਵਣ ਸਿੰਘ
ਗੁਰਬਚਨ ਸਿੰਘ ਭੁੱਲਰ ਦੀ ਪੁਸਤਕ: ਅਸਾਂ ਮਰਨਾ ਨਾਹੀਂ --- ਪ੍ਰਿੰ. ਸਰਵਣ ਸਿੰਘ
ਟੌਅ੍ਹਰਾਂ ਦੇ ਪੱਟੇ ਪੰਜਾਬੀ: ਮੱਝ ਵੇਚ ਕੇ ਘੋੜੀ ਲਈ ਦੁੱਧ ਪੀਣੋ ਗਿਆ ਲਿੱਦ ਚੱਕਣੀ ਪਈ --- ਪ੍ਰਿੰ. ਸਰਵਣ ਸਿੰਘ
ਦਿੱਲੀ ਤੋਂ ਹਾਂਗਜ਼ੂ (ਏਸ਼ਿਆਈ ਖੇਡਾਂ ਵਿੱਚ ਪੰਜਾਬੀਆਂ ਦਾ ਯੋਗਦਾਨ) --- ਪ੍ਰਿੰਸੀਪਲ ਸਰਵਣ ਸਿੰਘ
ਮਹਾਂਬਲੀ ਪਹਿਲਵਾਨ ਕਿੱਕਰ ਸਿੰਘ ਦੇਵ-ਏ-ਹਿੰਦ --- ਪ੍ਰਿੰ. ਸਰਵਣ ਸਿੰਘ
ਕੰਪਿਊਟਰ ਦੇ ਧਨੰਤਰ ਕਿਰਪਾਲ ਸਿੰਘ ਪੰਨੂੰ ਨੂੰ ਕੈਨੇਡੀਅਨ ਅਵਾਰਡ --- ਪ੍ਰਿੰ. ਸਰਵਣ ਸਿੰਘ
ਬਾਬਾ ਫੌਜਾ ਸਿੰਘ ਨੂੰ ਅਲਵਿਦਾ! --- ਪ੍ਰਿੰ. ਸਰਵਣ ਸਿੰਘ
ਸਪੇਨ ਨੇ ਜਿੱਤਿਆ ਆਲਮੀ ਕੱਪ, ਮੈਸੀ ਦੀਆਂ ਨਿਕਲੀਆਂ ਧਾਹਾਂ --- ਪ੍ਰਿੰ. ਸਰਵਣ ਸਿੰਘ
You are here: Home ਰਚਨਾਵਾਂ ਲੇਖ ਕਰਤਾਰਪੁਰ ਮਾਨਵਤਾ ਦਾ ਸਾਂਝਾ ਤੀਰਥ ਸਥਾਨ --- ਪ੍ਰਿੰ. ਸਰਵਣ ਸਿੰਘ
ਵਿਚਾਰ ਵਟਾਂਦਰਾ, ਸੂਚਨਾਵਾਂ,
ਫੁਟਕਲ
* * *
* * *
* * *
* * *
* * *